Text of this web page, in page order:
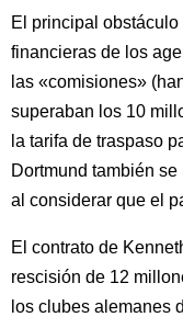
El principal
financieras de los
las «comisiones»
superaban los 10
la tarifa de traspaso
Dortmund también
al considerar que el
El contrato de
rescisión de 12
los clubes alemanes